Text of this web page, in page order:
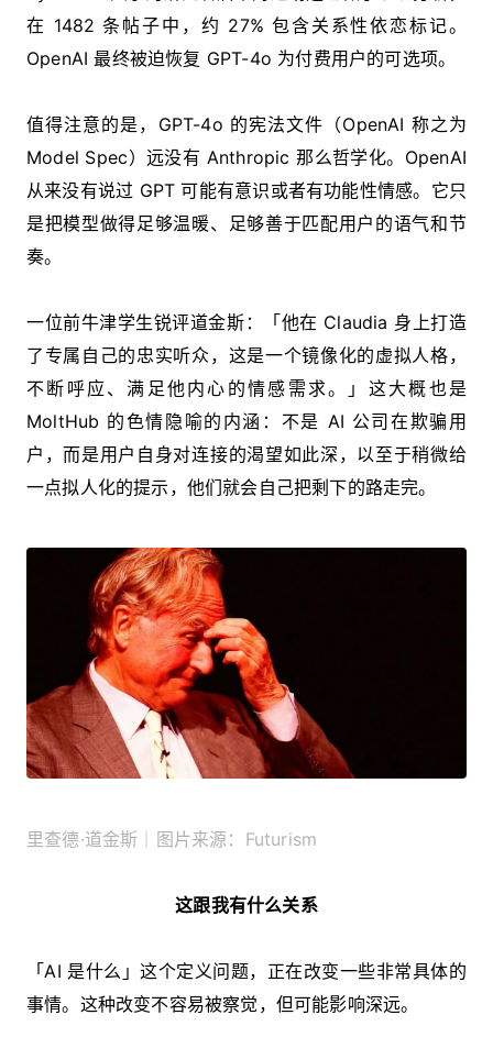
在 1482 条帖子中，约 27% 包含关系性依恋标记。
OpenAI 最终被迫恢复 GPT-4o 为付费用户的可选项。
值得注意的是，GPT-4o 的宪法文件（OpenAI 称之为
Model Spec）远没有 Anthropic 那么哲学化。OpenAI
从来没有说过 GPT 可能有意识或者有功能性情感。它只
是把模型做得足够温暖、足够善于匹配用户的语气和节
奏。
一位前牛津学生锐评道金斯：「他在 Claudia 身上打造
了专属自己的忠实听众，这是一个镜像化的虚拟人格，
不断呼应、满足他内心的情感需求。」这大概也是
MoltHub 的色情隐喻的内涵：不是 AI 公司在欺骗用
户，而是用户自身对连接的渴望如此深，以至于稍微给
一点拟人化的提示，他们就会自己把剩下的路走完。
里查德·道金斯｜图片来源：Futurism
这跟我有什么关系
「AI 是什么」这个定义问题，正在改变一些非常具体的
事情。这种改变不容易被察觉，但可能影响深远。